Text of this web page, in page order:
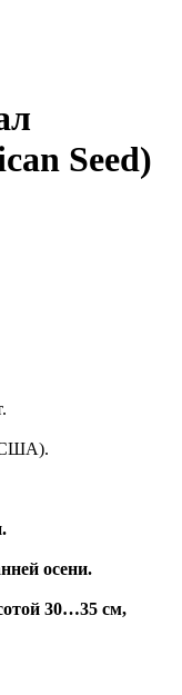
Seed)
осени.
30…35 см,